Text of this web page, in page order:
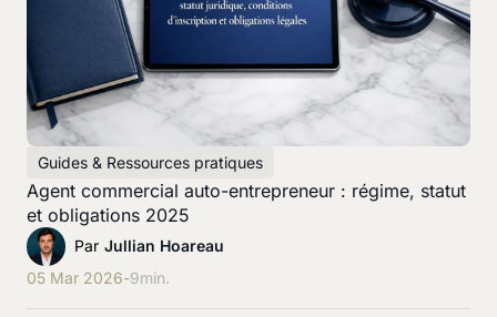
Guides & Ressources pratiques
Agent commercial auto-entrepreneur : régime, statut
et obligations 2025
Par Jullian Hoareau
05 Mar 2026-9min.